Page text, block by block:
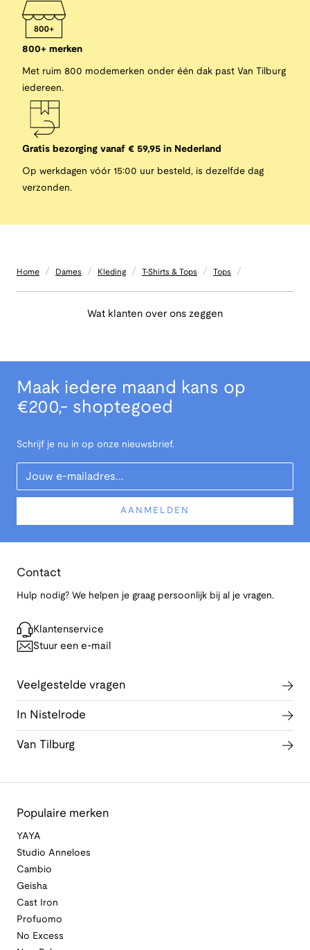
800+ merken
Met ruim 800 modemerken onder één dak past Van Tilburg
iedereen.
Gratis bezorging vanaf € 59,95 in Nederland
Op werkdagen vóór 15:00 uur besteld, is dezelfde dag
verzonden.
Home / Dames / Kleding / T-Shirts & Tops / Tops /
Wat klanten over ons zeggen
Maak iedere maand kans op
€200,- shoptegoed
Schrijf je nu in op onze nieuwsbrief.
Your Email
AANMELDEN
Contact
Hulp nodig? We helpen je graag persoonlijk bij al je vragen.
Klantenservice
Stuur een e-mail
Veelgestelde vragen
In Nistelrode
Van Tilburg
Populaire merken
YAYA
Studio Anneloes
Cambio
Geisha
Cast Iron
Profuomo
No Excess